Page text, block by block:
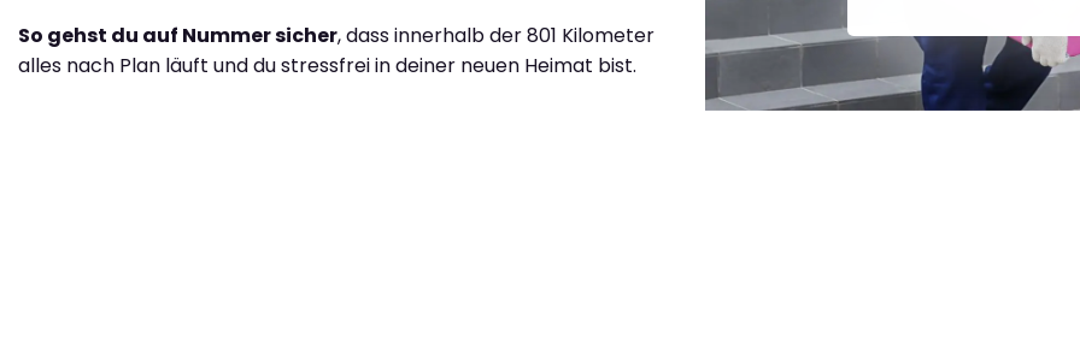
So gehst du auf Nummer sicher, dass innerhalb der 801 Kilometer
alles nach Plan läuft und du stressfrei in deiner neuen Heimat bist.